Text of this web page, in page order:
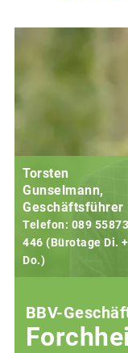
Torsten
Gunselmann,
Geschäftsführer
Telefon: 089
446 (Bürotage Di. +
Do.)
BBV-